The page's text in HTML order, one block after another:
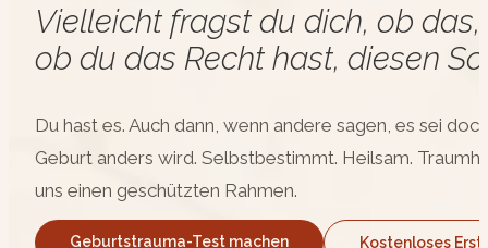
Vielleicht fragst du dich, ob
ob du das Recht hast, diesen
Du hast es. Auch dann, wenn andere sagen, es sei
Geburt anders wird. Selbstbestimmt. Heilsam.
uns einen geschützten Rahmen.
Geburtstrauma-Test machen Kostenloses